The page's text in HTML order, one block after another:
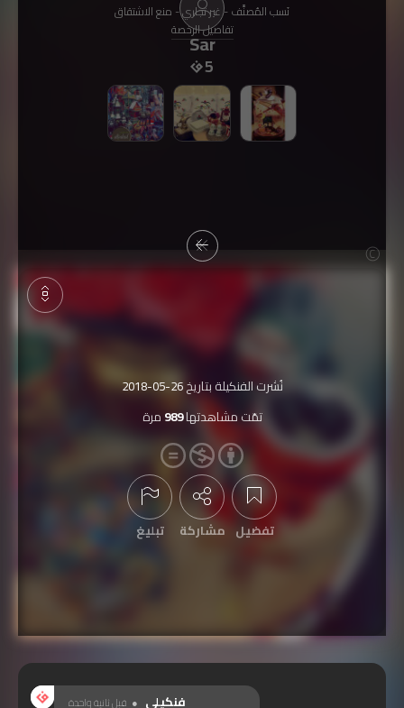
Sar
5
نُشرت الفنكيلة بتاريخ2018-05-26
تمّت مشاهدتها989 مرة
تفضيل مشاركة تبليغ
نَسب المُصنَّف - غير تجاري - منع الاشتقاق
تفاصيل الرخصة
فنكيلي قبل ثانية واحدة